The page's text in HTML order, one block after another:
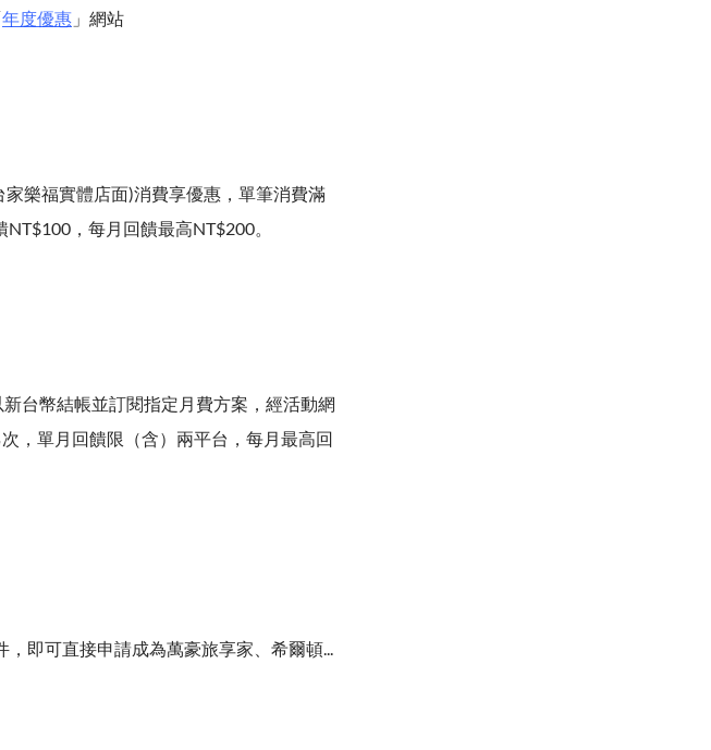
年度優惠 」網站
樂福實體店面)消費享優惠，單筆消費滿
，每月回饋最高NT$200。
台幣結帳並訂閱指定月費方案，經活動網
，單月回饋限（含）兩平台，每月最高回
即可直接申請成為萬豪旅享家、希爾頓...